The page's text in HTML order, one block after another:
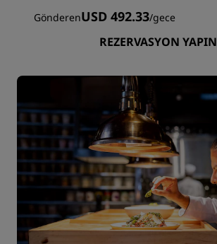
GönderenUSD 492.33/gece
REZERVASYON YAPIN